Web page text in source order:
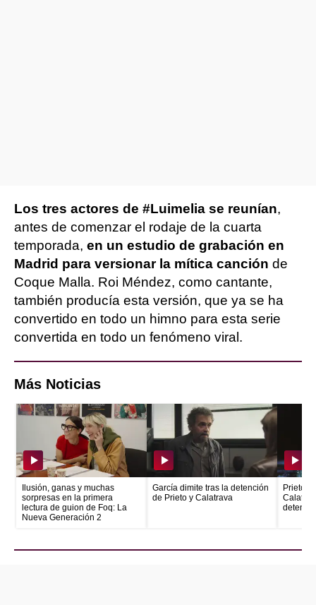
Los tres actores de #Luimelia se reunían,
antes de comenzar el rodaje de la cuarta
temporada, en un estudio de grabación en
Madrid para versionar la mítica canción de
Coque Malla. Roi Méndez, como cantante,
también producía esta versión, que ya se ha
convertido en todo un himno para esta serie
convertida en todo un fenómeno viral.
Más Noticias
Ilusión, ganas y muchas
sorpresas en la primera
lectura de guion de Foq: La
Nueva Generación 2
García dimite tras la detención
de Prieto y Calatrava
Prieto